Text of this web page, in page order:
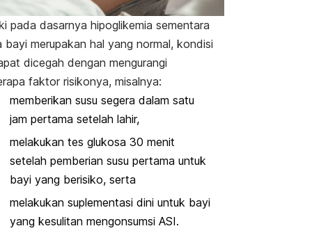
pada dasarnya hipoglikemia sementara
bayi merupakan hal yang normal, kondisi
dicegah dengan mengurangi
faktor risikonya, misalnya:
memberikan susu segera dalam satu
jam pertama setelah lahir,
melakukan tes glukosa 30 menit
setelah pemberian susu pertama untuk
bayi yang berisiko, serta
melakukan suplementasi dini untuk bayi
yang kesulitan mengonsumsi ASI.